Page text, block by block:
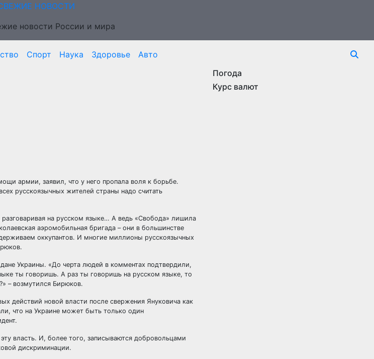
НОВОСТИ
новости России и мира
Спорт Наука Здоровье
Авто
армии, заявил, что у него пропала воля к борьбе.
русскоязычных жителей страны надо считать
на русском языке… А ведь «Свобода» лишила
аэромобильная бригада – они в большинстве
оккупантов. И многие миллионы русскоязычных
Украины. «До черта людей в комментах подтвердили,
ты говоришь. А раз ты говоришь на русском языке, то
– возмутился Бирюков.
действий новой власти после свержения Януковича как
что на Украине может быть только один
власть. И, более того, записываются добровольцами
дискриминации.
Погода
Курс валют